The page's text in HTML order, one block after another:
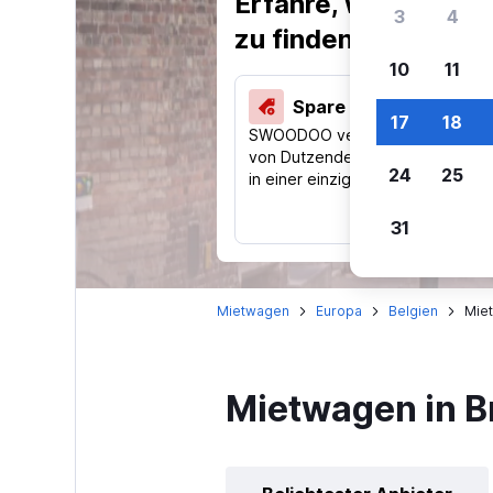
zu finden.
Spare 40 % und mehr
SWOODOO vergleicht Preise
von Dutzenden Reise-Websites
in einer einzigen Suche.
Mietwagen Europa Belgien
Mietwagen in
3 4
10 11
17 18
24 25
31